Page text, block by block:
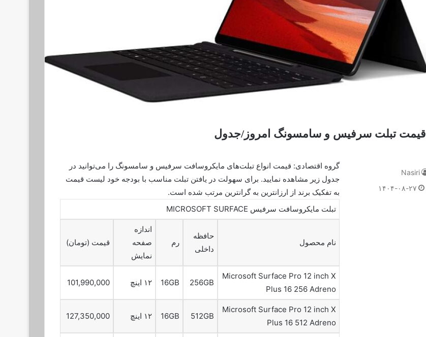
قیمت تبلت سرفیس و سامسونگ امروز/جدول
گروه اقتصادی: قیمت انواع تبلت‌های مایکروسافت سرفیس و سامسونگ را می‌توانید در
جدول زیر مشاهده نمایید. برای سهولت در یافتن تبلت مناسب با بودجه خود لیست قیمت
به تفکیک برند از ارزانترین به گرانترین مرتب شده است.
تبلت مایکروسافت سرفیس MICROSOFT SURFACE
نام محصول
حافظه
داخلی
رم
اندازه
صفحه
نمایش
قیمت (تومان)
Microsoft Surface Pro 12 inch X
Plus 16 256 Adreno
256GB
16GB ۱۲ اینچ 101,990,000
Microsoft Surface Pro 12 inch X
Plus 16 512 Adreno
512GB
16GB ۱۲ اینچ 127,350,000
Nasiri
۱۴۰۴-۰۸-۲۷